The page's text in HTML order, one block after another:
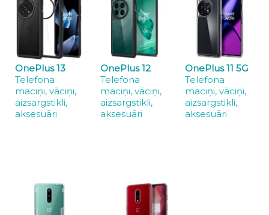
OnePlus 13
Telefona
maciņi, vāciņi,
aizsargstikli,
aksesuāri
OnePlus 12
Telefona
maciņi, vāciņi,
aizsargstikli,
aksesuāri
OnePlus 11 5G
Telefona
maciņi, vāciņi,
aizsargstikli,
aksesuāri